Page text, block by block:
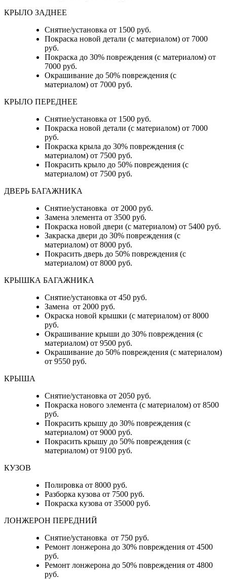
КРЫЛО ЗАДНЕЕ
Снятие/установка от 1500 руб.
Покраска новой детали (с материалом) от 7000
руб.
Покраска до 30% повреждения (с материалом) от
7000 руб.
Окрашивание до 50% повреждения (с
материалом) от 7000 руб.
КРЫЛО ПЕРЕДНЕЕ
Снятие/установка от 1500 руб.
Покраска новой детали (с материалом) от 7000
руб.
Покраска крыла до 30% повреждения (с
материалом) от 7500 руб.
Покрасить крыло до 50% повреждения (с
материалом) от 7500 руб.
ДВЕРЬ БАГАЖНИКА
Снятие/установка от 2000 руб.
Замена элемента от 3500 руб.
Покраска новой двери (с материалом) от 5400 руб.
Закраска двери до 30% повреждения (с
материалом) от 8000 руб.
Покрасить дверь до 50% повреждения (с
материалом) от 8000 руб.
КРЫШКА БАГАЖНИКА
Снятие/установка от 450 руб.
Замена от 2000 руб.
Окраска новой крышки (с материалом) от 8000
руб.
Окрашивание крыши до 30% повреждения (с
материалом) от 9500 руб.
Окрашивание до 50% повреждения (с материалом)
от 9550 руб.
КРЫША
Снятие/установка от 2050 руб.
Покраска нового элемента (с материалом) от 8500
руб.
Покрасить крышу до 30% повреждения (с
материалом) от 9000 руб.
Покрасить крышу до 50% повреждения (с
материалом) от 9100 руб.
КУЗОВ
Полировка от 8000 руб.
Разборка кузова от 7500 руб.
Покраска кузова от 35000 руб.
ЛОНЖЕРОН ПЕРЕДНИЙ
Снятие/установка от 750 руб.
Ремонт лонжерона до 30% повреждения от 4500
руб.
Ремонт лонжерона до 50% повреждения от 4800
руб.